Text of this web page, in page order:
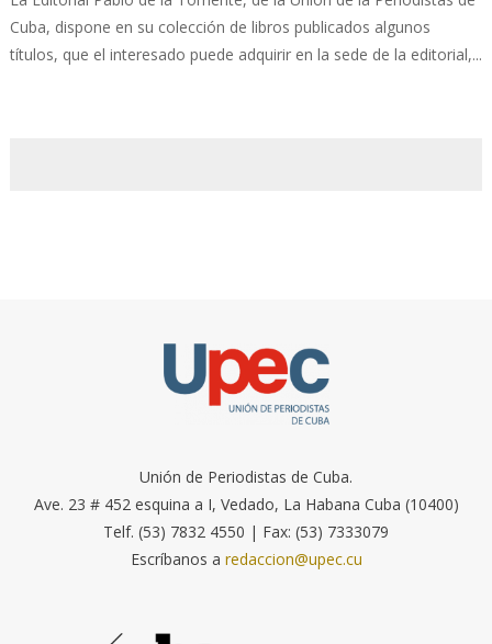
Cuba, dispone en su colección de libros publicados algunos
títulos, que el interesado puede adquirir en la sede de la editorial,...
Unión de Periodistas de Cuba.
Ave. 23 # 452 esquina a I, Vedado, La Habana Cuba (10400)
Telf. (53) 7832 4550 | Fax: (53) 7333079
Escríbanos a redaccion@upec.cu